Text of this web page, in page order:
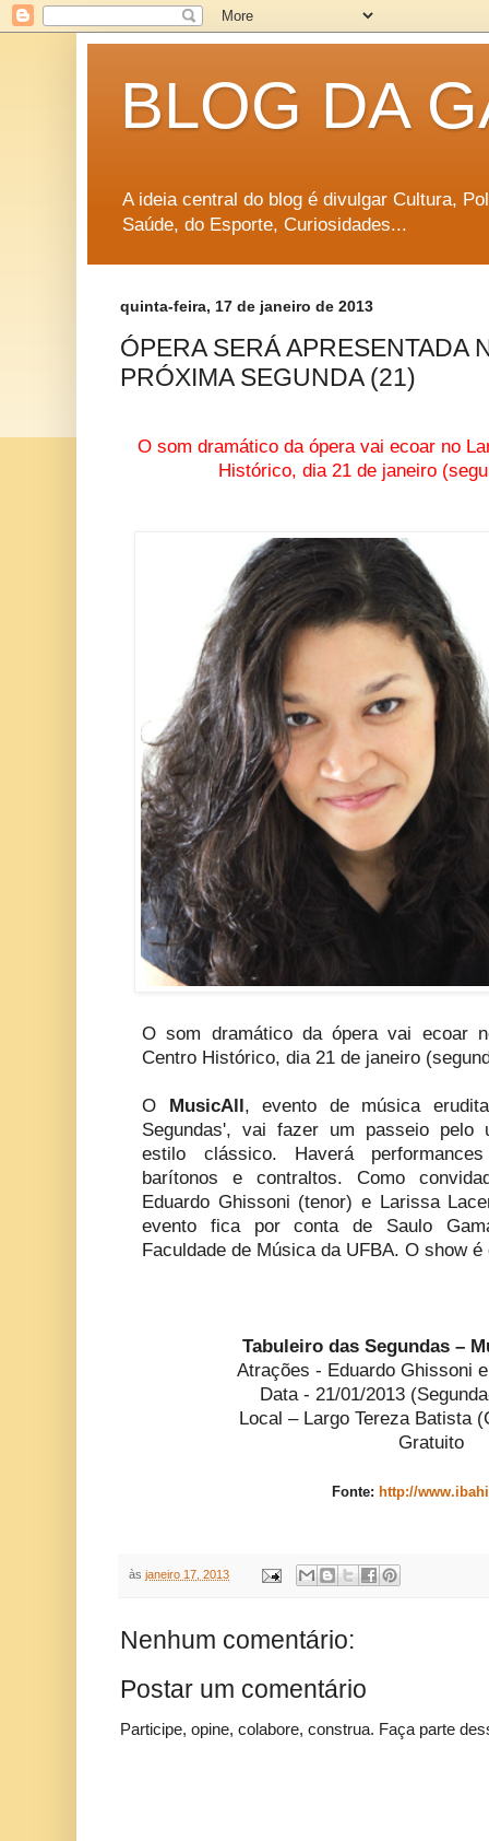
BLOG DA
A ideia central do blog é divulgar Cultura,
Saúde, do Esporte, Curiosidades...
quinta-feira, 17 de janeiro de 2013
ÓPERA SERÁ APRESENTADA
PRÓXIMA SEGUNDA (21)
O som dramático da ópera vai ecoar no
Histórico, dia 21 de janeiro
O som dramático da ópera vai ecoar
Centro Histórico, dia 21 de janeiro
O MusicAll, evento de música
Segundas', vai fazer um passeio pelo
estilo clássico. Haverá
barítonos e contraltos. Como
Eduardo Ghissoni (tenor) e Larissa
evento fica por conta de Saulo
Faculdade de Música da UFBA. O show é
Tabuleiro das Segundas –
Atrações - Eduardo Ghissoni
Data - 21/01/2013
Local – Largo Tereza Batista
Gratuito
Fonte: http://
às janeiro 17, 2013
Nenhum comentário:
Postar um comentário
Participe, opine, colabore, construa. Faça parte